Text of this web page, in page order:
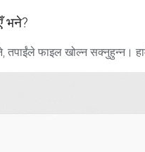
भने?
तपाईंले फाइल खोल्न सक्नुहुन्न।